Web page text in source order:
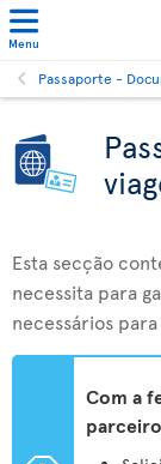
Menu
Passaporte -
Esta secção
necessita para
necessários
Com a